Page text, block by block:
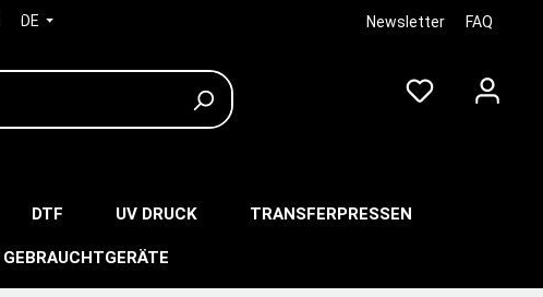
DE Newsletter FAQ
DTF UV DRUCK TRANSFERPRESSEN